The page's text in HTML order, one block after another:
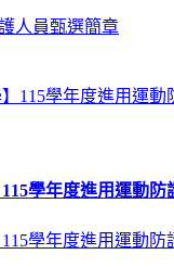
人員甄選簡章
學年度進用運動
115學年度進用運動